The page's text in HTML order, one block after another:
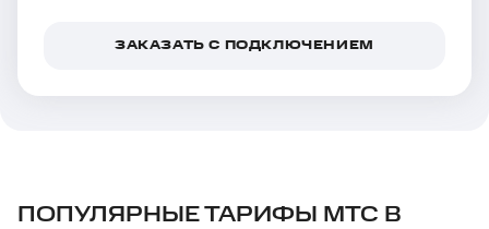
ЗАКАЗАТЬ С ПОДКЛЮЧЕНИЕМ
ПОПУЛЯРНЫЕ ТАРИФЫ МТС В